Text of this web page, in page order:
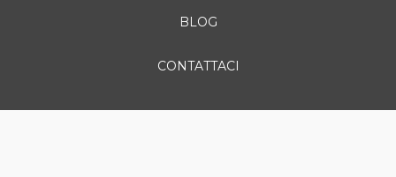
BLOG
CONTATTACI